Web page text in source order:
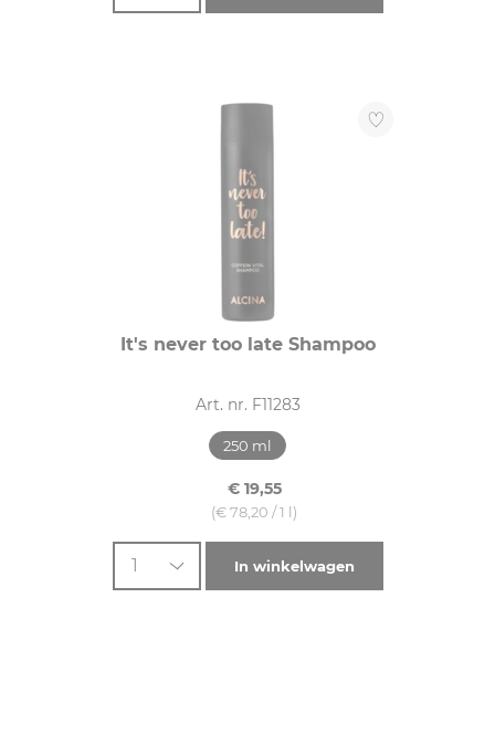
It's never too late Shampoo
Art. nr. F11283
250 ml
€ 19,55
(€ 78,20 / 1 l)
1 In winkelwagen